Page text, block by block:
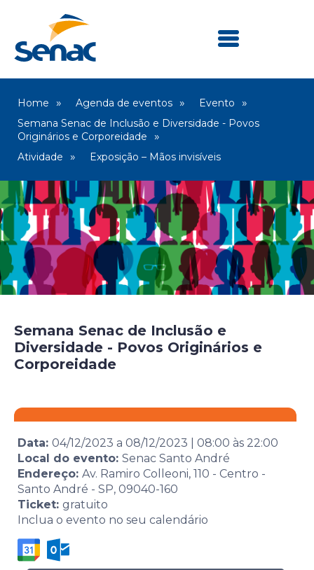
Home Agenda de eventos
Evento
Semana Senac de Inclusão e Diversidade - Povos
Originários e Corporeidade
Atividade
Exposição – Mãos invisíveis
Semana Senac de Inclusão e
Diversidade - Povos Originários e
Corporeidade
Data: 04/12/2023 a 08/12/2023 08:00 às 22:00
Local do evento: Senac Santo André
Endereço: Av. Ramiro Colleoni, 110 - Centro -
Santo André - SP, 09040-160
Ticket: gratuito
Inclua o evento no seu calendário